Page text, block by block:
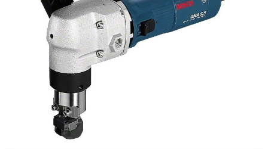
Kontaktai
Atsijungti
SIŲSTI